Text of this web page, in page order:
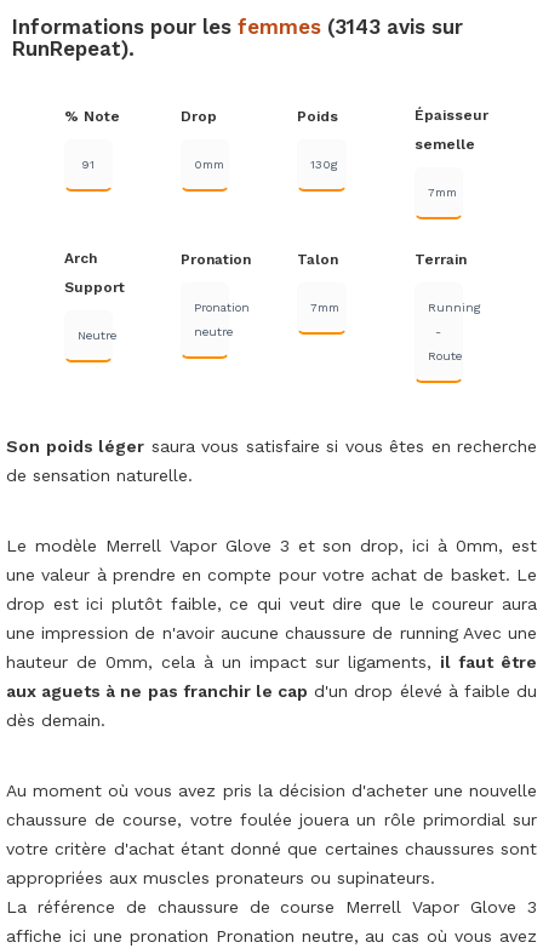
Informations pour les femmes (3143 avis sur
RunRepeat).
% Note
91
Drop
0mm
Poids
130g
Épaisseur
semelle
7mm
Arch
Support
Neutre
Pronation
Pronation
neutre
Talon
7mm
Terrain
Running
-
Route
Son poids léger saura vous satisfaire si vous êtes en recherche
de sensation naturelle.
Le modèle Merrell Vapor Glove 3 et son drop, ici à 0mm, est
une valeur à prendre en compte pour votre achat de basket. Le
drop est ici plutôt faible, ce qui veut dire que le coureur aura
une impression de n'avoir aucune chaussure de running Avec une
hauteur de 0mm, cela à un impact sur ligaments, il faut être
aux aguets à ne pas franchir le cap d'un drop élevé à faible du
dès demain.
Au moment où vous avez pris la décision d'acheter une nouvelle
chaussure de course, votre foulée jouera un rôle primordial sur
votre critère d'achat étant donné que certaines chaussures sont
appropriées aux muscles pronateurs ou supinateurs.
La référence de chaussure de course Merrell Vapor Glove 3
affiche ici une pronation Pronation neutre, au cas où vous avez